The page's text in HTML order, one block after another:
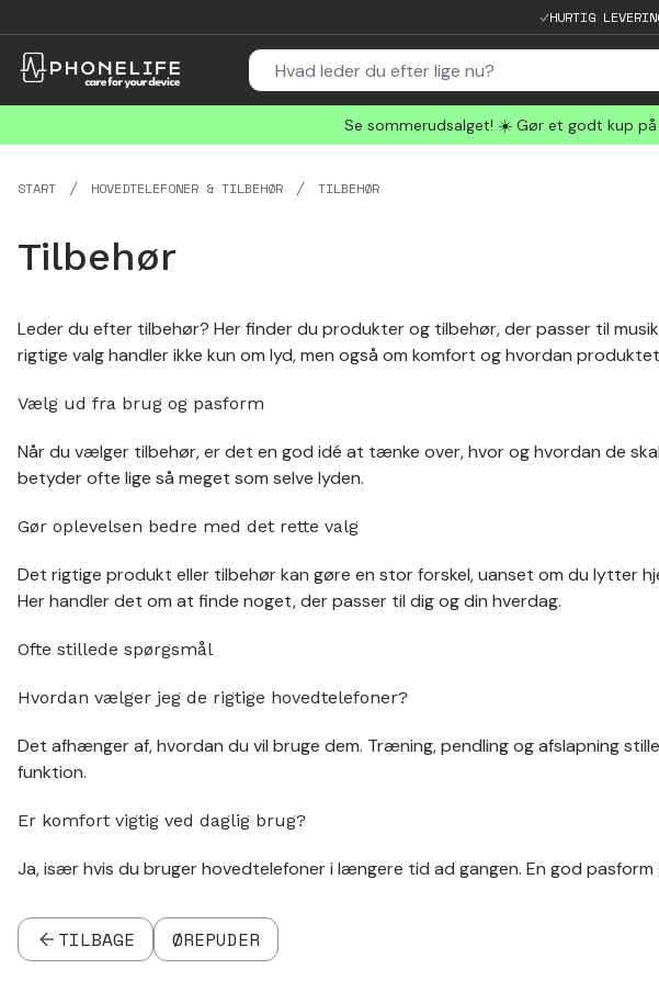
HURTIG
Se sommerudsalget! ☀️ Gør et godt kup
START HOVEDTELEFONER & TILBEHØR TILBEHØR
Tilbehør
Leder du efter tilbehør? Her finder du produkter og tilbehør, der passer til
rigtige valg handler ikke kun om lyd, men også om komfort og hvordan
Vælg ud fra brug og pasform
Når du vælger tilbehør, er det en god idé at tænke over, hvor og hvordan de
betyder ofte lige så meget som selve lyden.
Gør oplevelsen bedre med det rette valg
Det rigtige produkt eller tilbehør kan gøre en stor forskel, uanset om du lytter
Her handler det om at finde noget, der passer til dig og din hverdag.
Ofte stillede spørgsmål
Hvordan vælger jeg de rigtige hovedtelefoner?
Det afhænger af, hvordan du vil bruge dem. Træning, pendling og afslapning
funktion.
Er komfort vigtig ved daglig brug?
Ja, især hvis du bruger hovedtelefoner i længere tid ad gangen. En god
TILBAGE ØREPUDER